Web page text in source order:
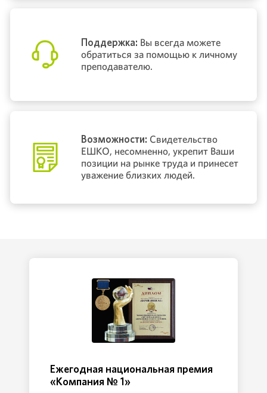
Поддержка: Вы всегда можете
обратиться за помощью к личному
преподавателю.
Возможности: Свидетельство
ЕШКО, несомненно, укрепит Ваши
позиции на рынке труда и принесет
уважение близких людей.
Ежегодная национальная премия
«Компания № 1»